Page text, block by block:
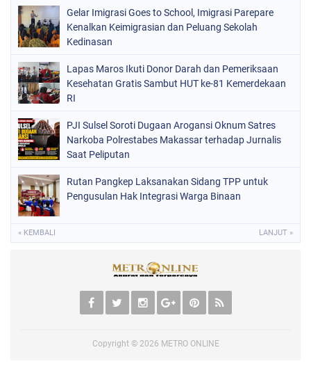
Gelar Imigrasi Goes to School, Imigrasi Parepare
Kenalkan Keimigrasian dan Peluang Sekolah
Kedinasan
Lapas Maros Ikuti Donor Darah dan Pemeriksaan
Kesehatan Gratis Sambut HUT ke-81 Kemerdekaan
RI
PJI Sulsel Soroti Dugaan Arogansi Oknum Satres
Narkoba Polrestabes Makassar terhadap Jurnalis
Saat Peliputan
Rutan Pangkep Laksanakan Sidang TPP untuk
Pengusulan Hak Integrasi Warga Binaan
« KEMBALI LANJUT »
Copyright © 2026 METRO ONLINE